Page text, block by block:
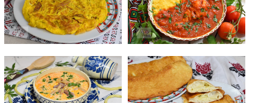
Cartofi prajiti cu oua Mancare de rosii cu carne de pui